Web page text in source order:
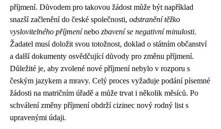
příjmení. Důvodem pro takovou žádost může být například
snazší začlenění do české společnosti, odstranění těžko
vyslovitelného příjmenínebo zbavení se negativní minulosti.
Žadatel musí doložit svou totožnost, doklad o státním občanství
a další dokumenty osvědčující důvody pro změnu příjmení.
Důležité je, aby zvolené nové příjmení nebylo v rozporu s
českým jazykem a mravy. Celý proces vyžaduje podání písemné
žádosti na matričním úřadě a může trvat i několik měsíců. Po
schválení změny příjmení obdrží cizinec nový rodný list s
upravenými údaji.